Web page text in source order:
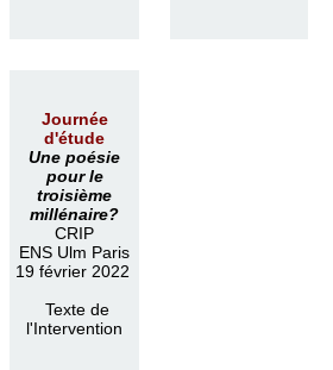
Journée
d'étude
Une poésie
pour le
troisième
millénaire?
CRIP
ENS Ulm Paris
19 février 2022
Texte de
l'Intervention